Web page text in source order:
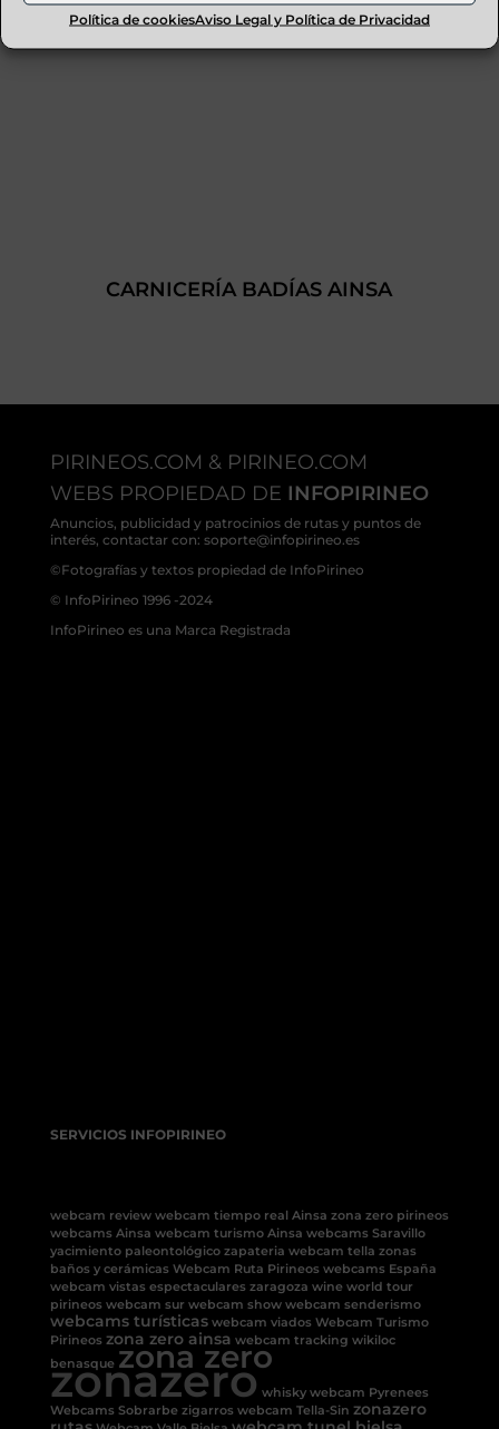
Política de cookiesAviso Legal y Política de Privacidad
CARNICERÍA BADÍAS AINSA
PIRINEOS.COM & PIRINEO.COM
WEBS PROPIEDAD DE INFOPIRINEO
Anuncios, publicidad y patrocinios de rutas y puntos de
interés, contactar con: soporte@infopirineo.es
©Fotografías y textos propiedad de InfoPirineo
© InfoPirineo 1996 -2024
InfoPirineo es una Marca Registrada
SERVICIOS INFOPIRINEO
webcam review webcam tiempo real Ainsa zona zero pirineos
webcams Ainsa webcam turismo Ainsa webcams Saravillo
yacimiento paleontológico zapateria webcam tella zonas
baños y cerámicas Webcam Ruta Pirineos webcams España
webcam vistas espectaculares zaragoza wine world tour
pirineos webcam sur webcam show webcam senderismo
webcams turísticas webcam viados Webcam Turismo
Pirineos zona zero ainsa webcam tracking wikiloc
benasque zona zero
zonazero whisky webcam Pyrenees
Webcams Sobrarbe zigarros webcam Tella-Sin zonazero